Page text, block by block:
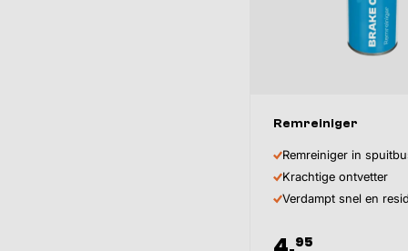
Inhoud
Remreiniger
Remreiniger in
Krachtige ontvetter
Verdampt snel en
95